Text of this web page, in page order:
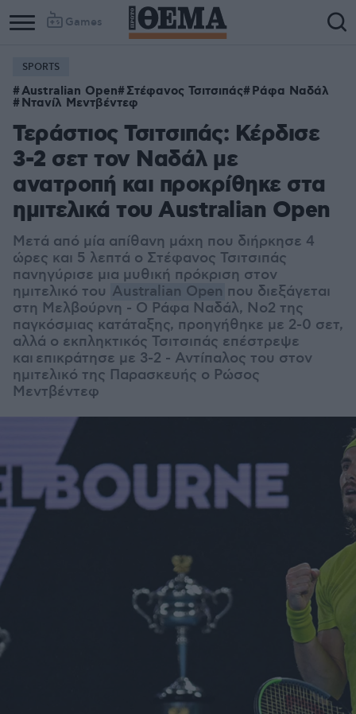
Games
SPORTS
Australian Open Στέφανος Τσιτσιπάς Ράφα Ναδάλ
Ντανίλ Μεντβέντεφ
Τεράστιος Τσιτσιπάς: Κέρδισε
3-2 σετ τον Ναδάλ με
ανατροπή και προκρίθηκε στα
ημιτελικά του Australian Open
Μετά από μία απίθανη μάχη που διήρκησε 4
ώρες και 5 λεπτά ο Στέφανος Τσιτσιπάς
πανηγύρισε μια μυθική πρόκριση στον
ημιτελικό του Australian Open που διεξάγεται
στη Μελβούρνη - Ο Ράφα Ναδάλ, Νο2 της
παγκόσμιας κατάταξης, προηγήθηκε με 2-0 σετ,
αλλά ο εκπληκτικός Τσιτσιπάς επέστρεψε
και επικράτησε με 3-2 - Αντίπαλος του στον
ημιτελικό της Παρασκευής ο Ρώσος
Μεντβέντεφ